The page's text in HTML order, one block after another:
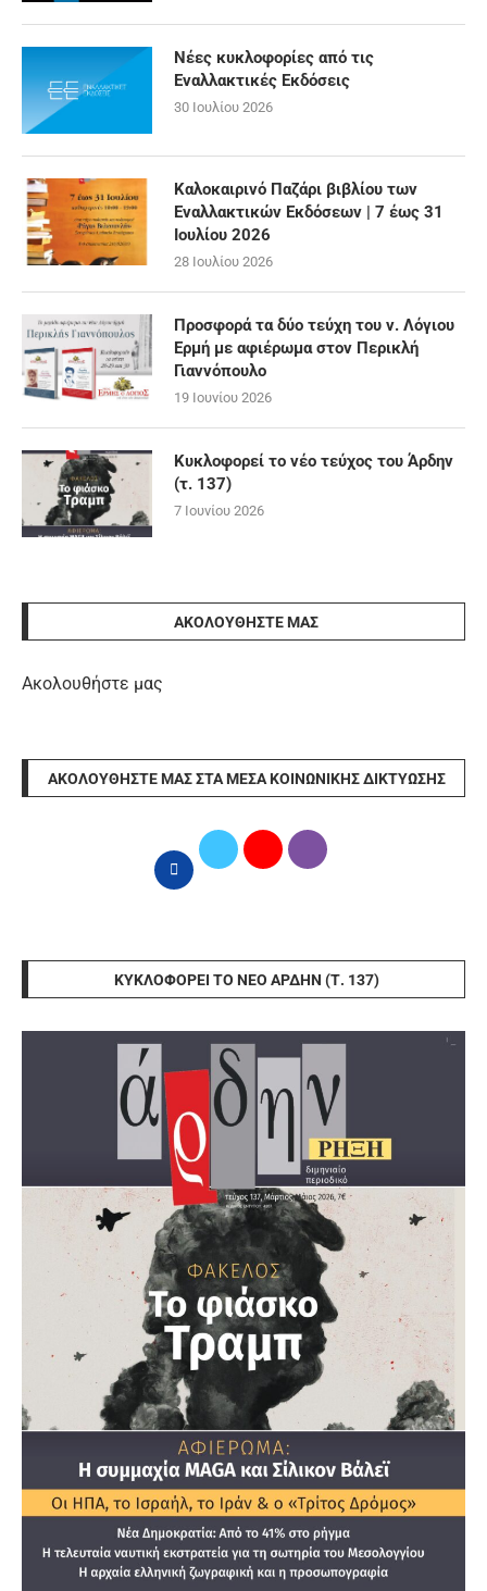
Νέες κυκλοφορίες από τις
Εναλλακτικές Εκδόσεις
30 Ιουλίου 2026
Καλοκαιρινό Παζάρι βιβλίου των
Εναλλακτικών Εκδόσεων | 7 έως 31
Ιουλίου 2026
28 Ιουλίου 2026
Προσφορά τα δύο τεύχη του ν. Λόγιου
Ερμή με αφιέρωμα στον Περικλή
Γιαννόπουλο
19 Ιουνίου 2026
Κυκλοφορεί το νέο τεύχος του Άρδην
(τ. 137)
7 Ιουνίου 2026
ΑΚΟΛΟΥΘΉΣΤΕ ΜΑΣ
Ακολουθήστε μας
ΑΚΟΛΟΥΘΉΣΤΕ ΜΑΣ ΣΤΑ ΜΈΣΑ ΚΟΙΝΩΝΙΚΉΣ ΔΙΚΤΎΩΣΗΣ
ΚΥΚΛΟΦΟΡΕΊ ΤΟ ΝΈΟ ΆΡΔΗΝ (Τ. 137)